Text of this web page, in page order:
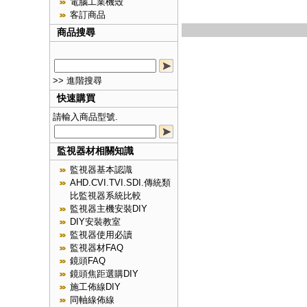
客訂商品
商品搜尋
>> 進階搜尋
快速購買
請輸入商品型號.
監視器材相關知識
監視器基本認識
AHD.CVI.TVI.SDI.傳統類
比監視器系統比較
監視器主機安裝DIY
DIY安裝教室
監視器使用必讀
監視器材FAQ
鏡頭FAQ
鏡頭焦距選購DIY
施工佈線DIY
同軸線佈線